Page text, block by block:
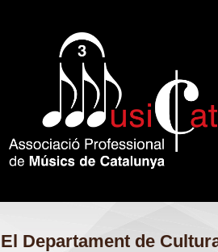
El Departament de